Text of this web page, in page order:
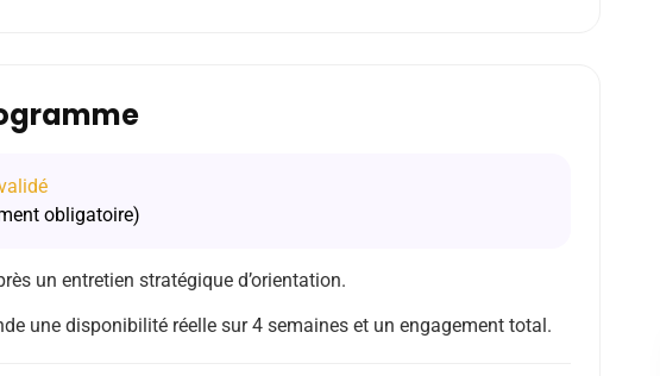
obligatoire)
un entretien stratégique d’orientation.
une disponibilité réelle sur 4 semaines et un engagement total.